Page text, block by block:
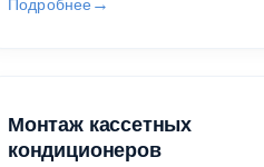
Подробнее
Монтаж кассетных
кондиционеров